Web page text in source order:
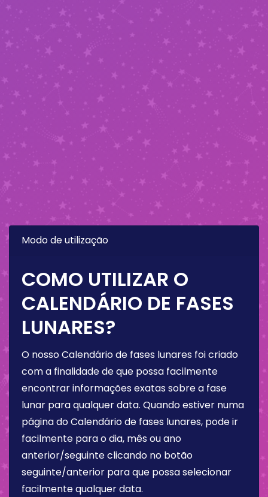
Modo de utilização
COMO UTILIZAR O
CALENDÁRIO DE FASES
LUNARES?
O nosso Calendário de fases lunares foi criado
com a finalidade de que possa facilmente
encontrar informações exatas sobre a fase
lunar para qualquer data. Quando estiver numa
página do Calendário de fases lunares, pode ir
facilmente para o dia, mês ou ano
anterior/seguinte clicando no botão
seguinte/anterior para que possa selecionar
facilmente qualquer data.